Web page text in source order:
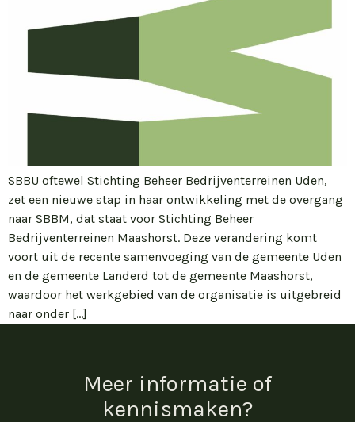
SBBU oftewel Stichting Beheer Bedrijventerreinen Uden,
zet een nieuwe stap in haar ontwikkeling met de overgang
naar SBBM, dat staat voor Stichting Beheer
Bedrijventerreinen Maashorst. Deze verandering komt
voort uit de recente samenvoeging van de gemeente Uden
en de gemeente Landerd tot de gemeente Maashorst,
waardoor het werkgebied van de organisatie is uitgebreid
naar onder […]
Meer informatie of
kennismaken?